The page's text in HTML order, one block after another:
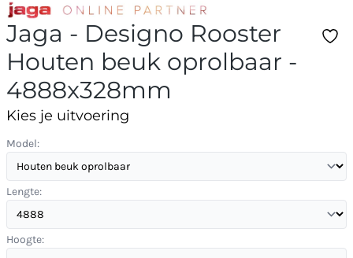
Jaga - Designo Rooster
Houten beuk oprolbaar -
4888x328mm
Kies je uitvoering
Model:
Lengte:
Hoogte: